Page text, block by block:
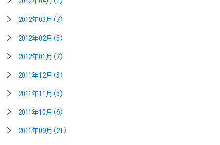
2012年03月(7)
2012年02月(5)
2012年01月(7)
2011年12月(3)
2011年11月(5)
2011年10月(6)
2011年09月(21)